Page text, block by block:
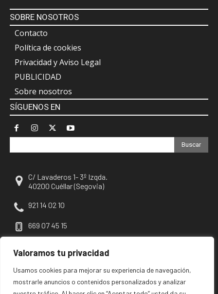
Valoramos tu privacidad
Usamos cookies para mejorar su experiencia de navegación,
mostrarle anuncios o contenidos personalizados y analizar
SOBRE NOSOTROS
Contacto
Política de cookies
Privacidad y Aviso Legal
PUBLICIDAD
Sobre nosotros
SÍGUENOS EN
Buscar
C/ Lavaderos 1- 3º Izqda.
40200 Cuéllar (Segovia)
921 14 02 10
669 07 45 15